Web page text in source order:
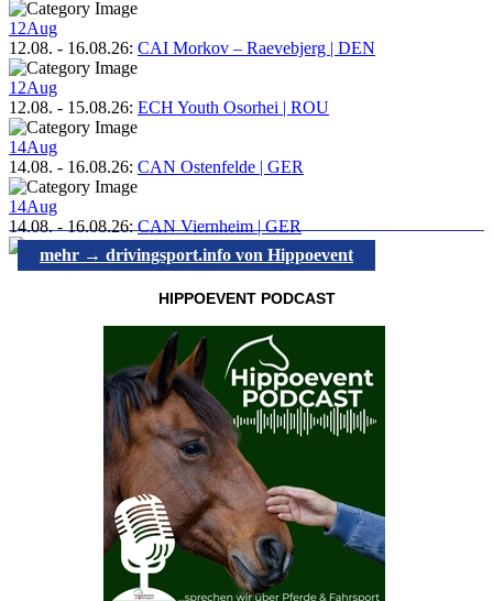
12Aug
12.08. - 16.08.26: CAI Morkov – Raevebjerg | DEN
12Aug
12.08. - 15.08.26: ECH Youth Osorhei | ROU
14Aug
14.08. - 16.08.26: CAN Ostenfelde | GER
14Aug
14.08.-16.08.26:CAN Viernheim | GER
mehr → drivingsport.info von Hippoevent
HIPPOEVENT PODCAST